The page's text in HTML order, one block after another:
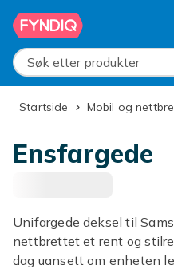
Hopp til hovedinnhold
Søk etter produkter
Startside Mobil og
Ensfargede
Unifargede deksel til
nettbrettet et rent og
dag uansett om enheten